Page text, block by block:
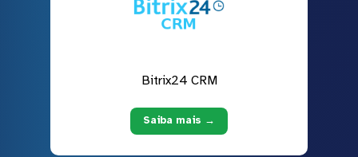
Bitrix24 CRM
Saiba mais →